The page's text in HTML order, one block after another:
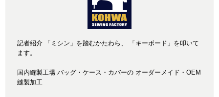
記者紹介 「ミシン」を踏むかたわら、 「キーボード」を叩いて
ます。
国内縫製工場 バッグ・ケース・カバーの オーダーメイド・OEM
縫製加工